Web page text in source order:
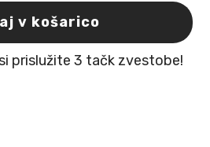
v košarico
prislužite 3 tačk zvestobe!